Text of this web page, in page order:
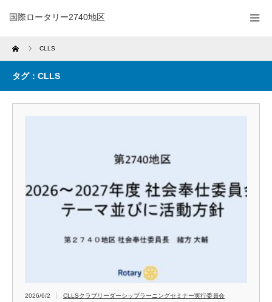
国際ロータリー2740地区
Home CLLS
タグ：CLLS
2026/6/2
CLLSクラブリーダーシップラーニングセミナー実行委員会